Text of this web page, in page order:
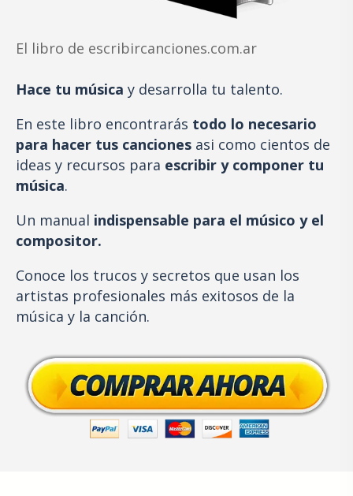
El libro de escribircanciones.com.ar
Hace tu música y desarrolla tu talento.
En este libro encontrarás todo lo necesario
para hacer tus canciones asi como cientos de
ideas y recursos para escribir y componer tu
música.
Un manual indispensable para el músico y el
compositor.
Conoce los trucos y secretos que usan los
artistas profesionales más exitosos de la
música y la canción.